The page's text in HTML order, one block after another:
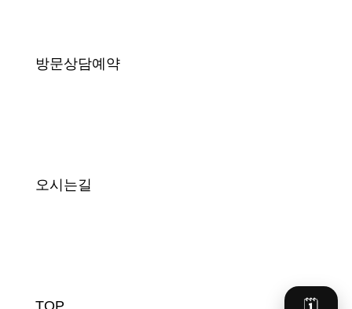
방문상담예약
오시는길
TOP